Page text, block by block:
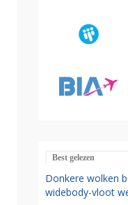
Best gelezen
Donkere wolken
widebody-vloot